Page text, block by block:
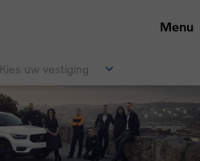
Menu
Kies uw vestiging